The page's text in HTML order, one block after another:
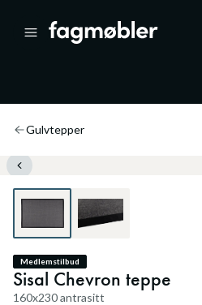
Gulvtepper
Medlemstilbud
Sisal Chevron teppe
160x230 antrasitt